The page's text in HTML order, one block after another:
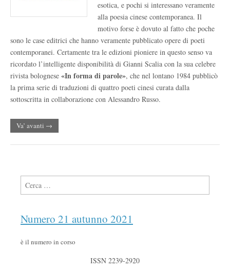
esotica, e pochi si interessano veramente
alla poesia cinese contemporanea. Il
motivo forse è dovuto al fatto che poche
sono le case editrici che hanno veramente pubblicato opere di poeti
contemporanei. Certamente tra le edizioni pioniere in questo senso va
ricordato l’intelligente disponibilità di Gianni Scalia con la sua celebre
rivista bolognese «In forma di parole», che nel lontano 1984 pubblicò
la prima serie di traduzioni di quattro poeti cinesi curata dalla
sottoscritta in collaborazione con Alessandro Russo.
Va’ avanti →
Ricerca per:
Numero 21 autunno 2021
è il numero in corso
ISSN 2239-2920